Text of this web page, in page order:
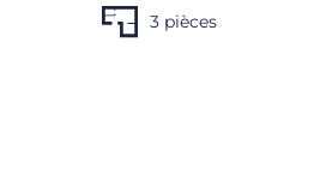
3 pièces